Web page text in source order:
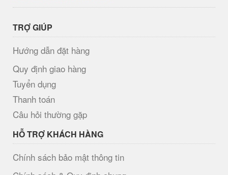
TRỢ GIÚP
Hướng dẫn đặt hàng
Quy định giao hàng
Tuyển dụng
Thanh toán
Câu hỏi thường gặp
HỖ TRỢ KHÁCH HÀNG
Chính sách bảo mật thông tin